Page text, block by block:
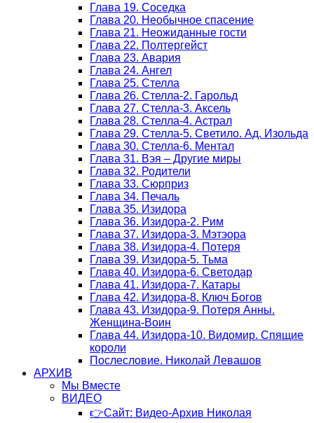
Глава 19. Соседка
Глава 20. Необычное спасение
Глава 21. Неожиданные гости
Глава 22. Полтергейст
Глава 23. Авария
Глава 24. Ангел
Глава 25. Стелла
Глава 26. Стелла-2. Гарольд
Глава 27. Стелла-3. Аксель
Глава 28. Стелла-4. Астрал
Глава 29. Стелла-5. Светило. Ад. Изольда
Глава 30. Стелла-6. Ментал
Глава 31. Вэя – Другие миры
Глава 32. Родители
Глава 33. Сюрприз
Глава 34. Печаль
Глава 35. Изидора
Глава 36. Изидора-2. Рим
Глава 37. Изидора-3. Мэтэора
Глава 38. Изидора-4. Потеря
Глава 39. Изидора-5. Тьма
Глава 40. Изидора-6. Светодар
Глава 41. Изидора-7. Катары
Глава 42. Изидора-8. Ключ Богов
Глава 43. Изидора-9. Потеря Анны.
Женщина-Воин
Глава 44. Изидора-10. Видомир. Спящие
короли
Послесловие. Николай Левашов
АРХИВ
Мы Вместе
ВИДЕО
👉Сайт: Видео-Архив Николая